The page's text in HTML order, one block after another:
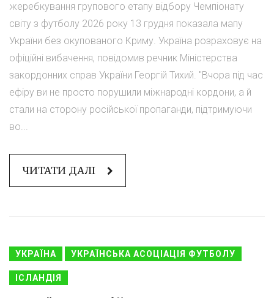
жеребкування групового етапу відбору Чемпіонату
світу з футболу 2026 року 13 грудня показала мапу
України без окупованого Криму. Україна розраховує на
офіційні вибачення, повідомив речник Міністерства
закордонних справ України Георгій Тихий. "Вчора під час
ефіру ви не просто порушили міжнародні кордони, а й
стали на сторону російської пропаганди, підтримуючи
во...
ЧИТАТИ ДАЛІ
УКРАЇНА УКРАЇНСЬКА АСОЦІАЦІЯ ФУТБОЛУ
ІСЛАНДІЯ